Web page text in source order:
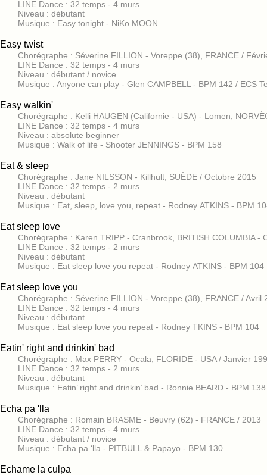
LINE Dance : 32 temps - 4 murs
Niveau : débutant
Musique : Easy tonight - NiKo MOON
Easy twist
Chorégraphe : Séverine FILLION - Voreppe (38), FRANCE /
LINE Dance : 32 temps - 4 murs
Niveau : débutant / novice
Musique : Anyone can play - Glen CAMPBELL - BPM 142 / ECS
Easy walkin'
Chorégraphe : Kelli HAUGEN (Californie - USA) - Lomen,
LINE Dance : 32 temps - 4 murs
Niveau : absolute beginner
Musique : Walk of life - Shooter JENNINGS - BPM 158
Eat & sleep
Chorégraphe : Jane NILSSON - Killhult, SUÈDE / Octobre 2015
LINE Dance : 32 temps - 2 murs
Niveau : débutant
Musique : Eat, sleep, love you, repeat - Rodney ATKINS - BPM
Eat sleep love
Chorégraphe : Karen TRIPP - Cranbrook, BRITISH COLUMBIA -
LINE Dance : 32 temps - 2 murs
Niveau : débutant
Musique : Eat sleep love you repeat - Rodney ATKINS - BPM 104
Eat sleep love you
Chorégraphe : Séverine FILLION - Voreppe (38), FRANCE / Avril
LINE Dance : 32 temps - 4 murs
Niveau : débutant
Musique : Eat sleep love you repeat - Rodney TKINS - BPM 104
Eatin' right and drinkin' bad
Chorégraphe : Max PERRY - Ocala, FLORIDE - USA / Janvier
LINE Dance : 32 temps - 2 murs
Niveau : débutant
Musique : Eatin’ right and drinkin’ bad - Ronnie BEARD - BPM 138
Echa pa 'lla
Chorégraphe : Romain BRASME - Beuvry (62) - FRANCE / 2013
LINE Dance : 32 temps - 4 murs
Niveau : débutant / novice
Musique : Echa pa ‘lla - PITBULL & Papayo - BPM 130
Echame la culpa